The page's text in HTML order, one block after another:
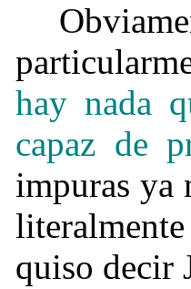
hay nada
capaz de
impuras ya
literalmente
quiso decir